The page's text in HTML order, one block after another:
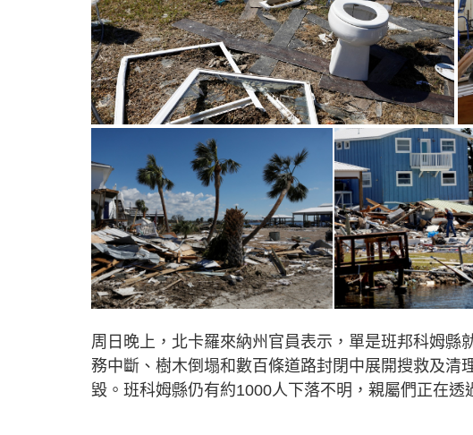
周日晚上，北卡羅來納州官員表示，單是班邦科姆
務中斷、樹木倒塌和數百條道路封閉中展開搜救及清
毀。班科姆縣仍有約1000人下落不明，親屬們正在透